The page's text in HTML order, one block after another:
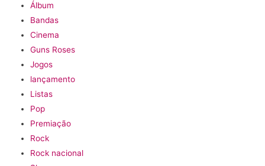
Álbum
Bandas
Cinema
Guns Roses
Jogos
lançamento
Listas
Pop
Premiação
Rock
Rock nacional